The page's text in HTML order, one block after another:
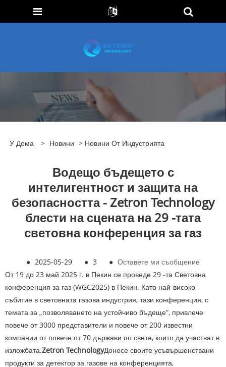
У Дома > Новини > Новини От Индустрията
Водещо бъдещето с
интелигентност и защита на
безопасността - Zetron Technology
блести на сцената на 29 -тата
световна конференция за газ
● 2025-05-29 ● 3 ● Оставете ми съобщение
От 19 до 23 май 2025 г. в Пекин се проведе 29 -та Световна
конференция за газ (WGC2025) в Пекин. Като най-високо
събитие в световната газова индустрия, тази конференция, с
темата за „позволяването на устойчиво бъдеще“, привлече
повече от 3000 представители и повече от 200 известни
компании от повече от 70 държави по света, които да участват в
изложбата.Zetron TechnologyДонесе своите усъвършенствани
продукти за детектор за газове на конференцията,